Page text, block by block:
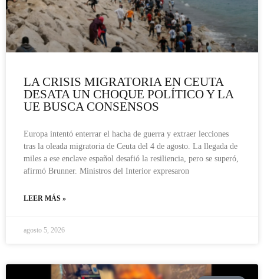
LA CRISIS MIGRATORIA EN CEUTA
DESATA UN CHOQUE POLÍTICO Y LA
UE BUSCA CONSENSOS
Europa intentó enterrar el hacha de guerra y extraer lecciones
tras la oleada migratoria de Ceuta del 4 de agosto. La llegada de
miles a ese enclave español desafió la resiliencia, pero se superó,
afirmó Brunner. Ministros del Interior expresaron
LEER MÁS »
agosto 5, 2026